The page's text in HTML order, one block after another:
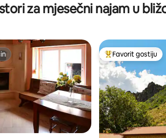
za mjesečni najam u
Glavni favorit gostiju
Favorit gostiju